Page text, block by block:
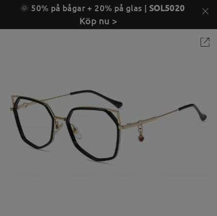
🌞 50% på bågar + 20% på glas | SOL5020
Köp nu >